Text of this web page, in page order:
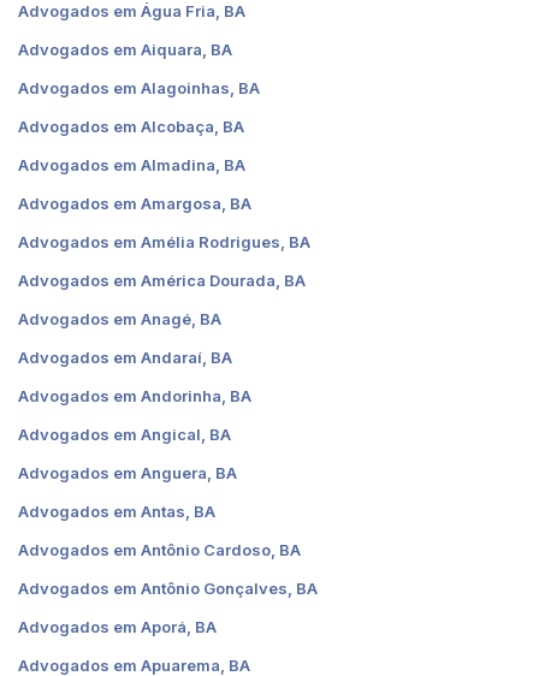
Advogados em Água Fria, BA
Advogados em Aiquara, BA
Advogados em Alagoinhas, BA
Advogados em Alcobaça, BA
Advogados em Almadina, BA
Advogados em Amargosa, BA
Advogados em Amélia Rodrigues, BA
Advogados em América Dourada, BA
Advogados em Anagé, BA
Advogados em Andaraí, BA
Advogados em Andorinha, BA
Advogados em Angical, BA
Advogados em Anguera, BA
Advogados em Antas, BA
Advogados em Antônio Cardoso, BA
Advogados em Antônio Gonçalves, BA
Advogados em Aporá, BA
Advogados em Apuarema, BA